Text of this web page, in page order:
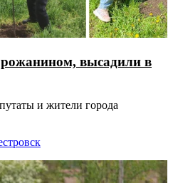
высадили в
и жители города